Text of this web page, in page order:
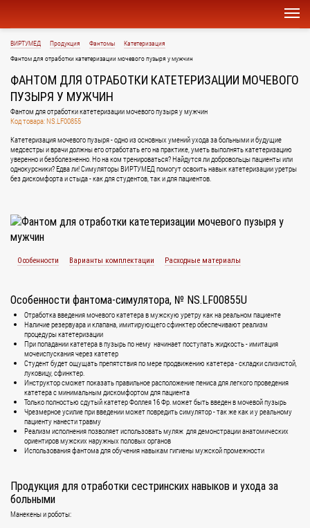
ВИРТУМЕД Продукция Фантомы
Катетеризация
Фантом для отработки катетеризации мочевого пузыря у мужчин
ФАНТОМ ДЛЯ ОТРАБОТКИ КАТЕТЕРИЗАЦИИ МОЧЕВОГО
ПУЗЫРЯ У МУЖЧИН
Фантом для отработки катетеризации мочевого пузыря у мужчин
Код товара: NS.LF00855
Катетеризация мочевого пузыря - одно из основных умений ухода за больными и будущие
медсестры и врачи должны его отработать его на практике, уметь выполнять катетеризацию
уверенно и безболезненно. Но на ком тренироваться? Найдутся ли добровольцы пациенты или
однокурсники? Едва ли! Симуляторы ВИРТУМЕД помогут освоить навык катетеризации уретры
без дискомфорта и стыда - как для студентов, так и для пациентов.
Особенности Варианты комплектации Расходные материалы
Особенности фантома-симулятора, № NS.LF00855U
Отработка введения мочевого катетера в мужскую уретру как на реальном пациенте
Наличие резервуара и клапана, имитирующего сфинктер обеспечивают реализм
процедуры катетеризации
При попадании катетера в пузырь по нему начинает поступать жидкость - имитация
мочеиспускания через катетер
Студент будет ощущать препятствия по мере продвижению катетера - складки слизистой,
луковицу, сфинктер.
Инструктор сможет показать правильное расположение пениса для легкого проведения
катетера с минимальным дискомфортом для пациента
Только полностью сдутый катетер Фоллея 16 Фр. может быть введен в мочевой пузырь
Чрезмерное усилие при введении может повредить симулятор - так же как и у реальному
пациенту нанести травму
Реализм исполнения позволяет использовать муляж для демонстрации анатомических
ориентиров мужских наружных половых органов
Использования фантома для обучения навыкам гигиены мужской промежности
Продукция для отработки сестринских навыков и ухода за
больными
Манекены и роботы: